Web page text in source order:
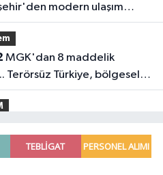
modern ulaşım
Terörsüz Türkiye, bölgesel
ve Gazze mesajı